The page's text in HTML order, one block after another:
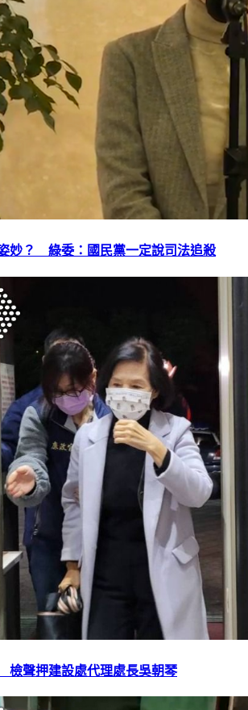
妙？ 綠委：國民黨一定說司法追殺
聲押建設處代理處長吳朝琴